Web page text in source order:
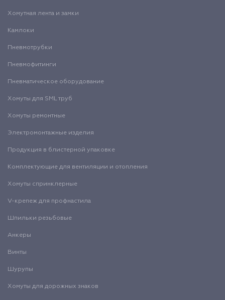
Хомутная лента и замки
Камлоки
Пневмотрубки
Пневмофитинги
Пневматическое оборудование
Хомуты для SML труб
Хомуты ремонтные
Электромонтажные изделия
Продукция в блистерной упаковке
Комплектующие для вентиляции и отопления
Хомуты спринклерные
V-крепеж для профнастила
Шпильки резьбовые
Анкеры
Винты
Шурупы
Хомуты для дорожных знаков